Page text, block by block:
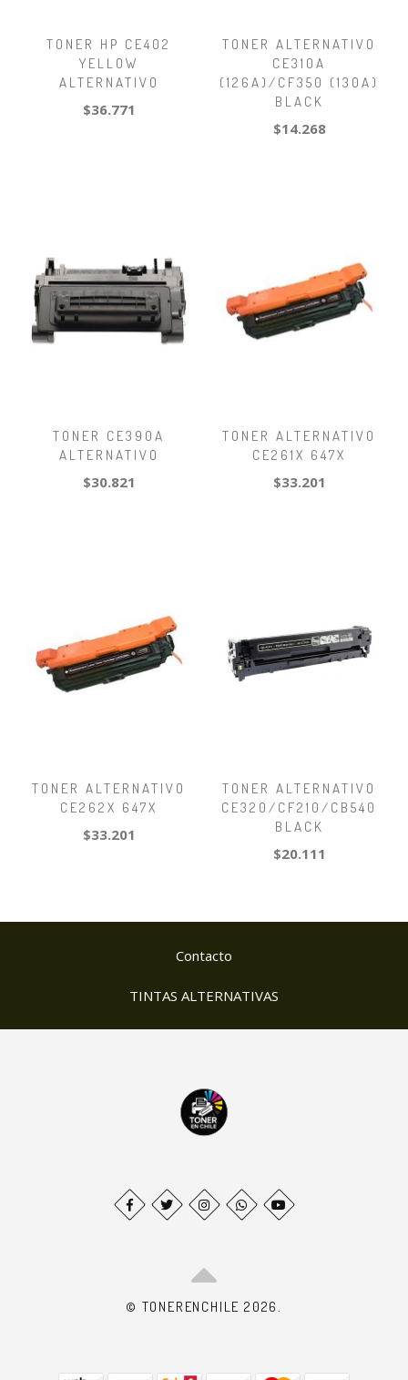
TONER HP CE402
YELLOW
ALTERNATIVO
$36.771
TONER ALTERNATIVO
CE310A
(126A)/CF350 (130A)
BLACK
$14.268
TONER CE390A
ALTERNATIVO
$30.821
TONER ALTERNATIVO
CE261X 647X
$33.201
TONER ALTERNATIVO
CE262X 647X
$33.201
TONER ALTERNATIVO
CE320/CF210/CB540
BLACK
$20.111
Contacto
TINTAS ALTERNATIVAS
© TONERENCHILE 2026.